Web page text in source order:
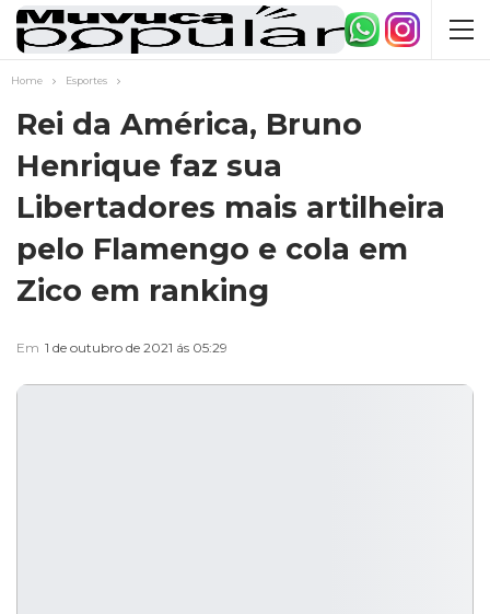
Home Esportes
Rei da América, Bruno
Henrique faz sua
Libertadores mais artilheira
pelo Flamengo e cola em
Zico em ranking
Em 1 de outubro de 2021 ás 05:29